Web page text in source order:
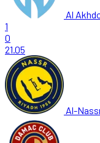
Al
1
0
21.05
Al-